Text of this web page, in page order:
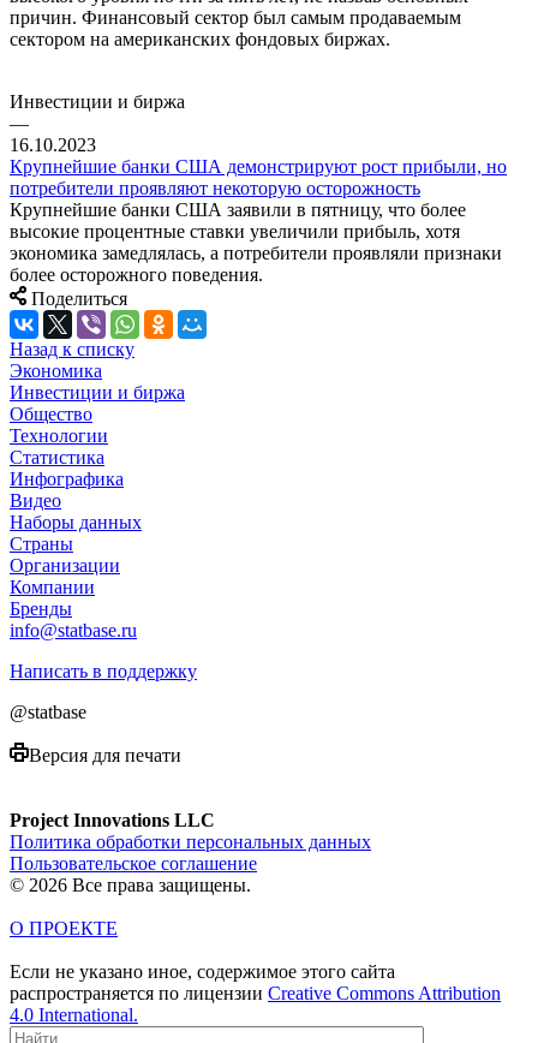
причин. Финансовый сектор был самым продаваемым
сектором на американских фондовых биржах.
Инвестиции и биржа
—
16.10.2023
Крупнейшие банки США демонстрируют рост прибыли, но
потребители проявляют некоторую осторожность
Крупнейшие банки США заявили в пятницу, что более
высокие процентные ставки увеличили прибыль, хотя
экономика замедлялась, а потребители проявляли признаки
более осторожного поведения.
Поделиться
Назад к списку
Экономика
Инвестиции и биржа
Общество
Технологии
Cтатистика
Инфографика
Видео
Наборы данных
Страны
Организации
Компании
Бренды
info@statbase.ru
Написать в поддержку
@statbase
Версия для печати
Project Innovations LLC
Политика обработки персональных данных
Пользовательское соглашение
© 2026 Все права защищены.
О ПРОЕКТЕ
Если не указано иное, содержимое этого сайта
распространяется по лицензии Creative Commons Attribution
4.0 International.